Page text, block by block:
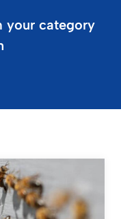
your category